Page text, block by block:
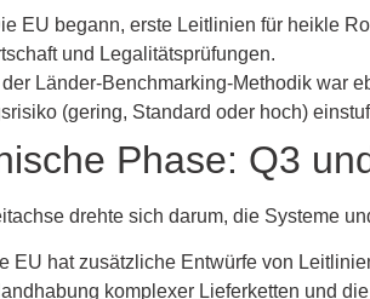
EU begann, erste Leitlinien für heikle
und Legalitätsprüfungen.
Länder-Benchmarking-Methodik war
(gering, Standard oder hoch)
Phase: Q3
drehte sich darum, die Systeme
EU hat zusätzliche Entwürfe von
komplexer Lieferketten und